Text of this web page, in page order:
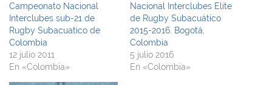
Campeonato Nacional
Interclubes sub-21 de
Rugby Subacuatico de
Colombia
12 julio 2011
En «Colombia»
Nacional Interclubes Elite
de Rugby Subacuático
2015-2016. Bogotá,
Colombia
5 julio 2016
En «Colombia»